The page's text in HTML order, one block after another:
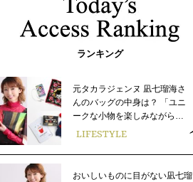
ランキング
元タカラジェンヌ 凪七瑠海さ
んのバッグの中身は？ 「ユニ
ークな小物を楽しみながら…
LIFESTYLE
おいしいものに目がない凪七瑠